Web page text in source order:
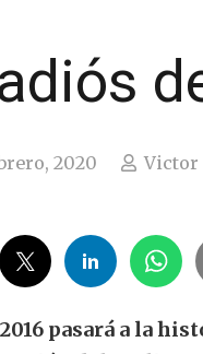
2020 Victor
pasará a la